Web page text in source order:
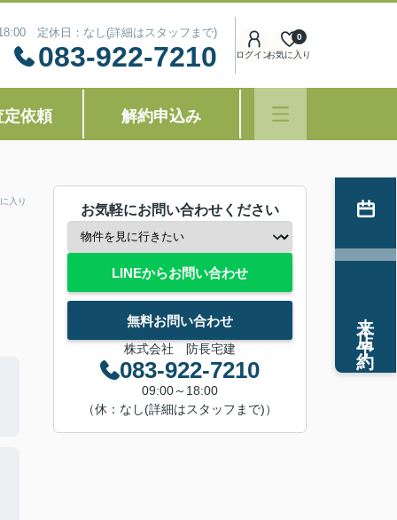
定休日：なし(詳細はスタッフまで)
083-922-7210 ログインお気に入り
0
定依頼 解約申込み
入り
お気軽にお問い合わせください
LINEからお問い合わせ
無料お問い合わせ
株式会社 防長宅建
083-922-7210
09:00～18:00
（休：なし(詳細はスタッフまで)）
来店予約